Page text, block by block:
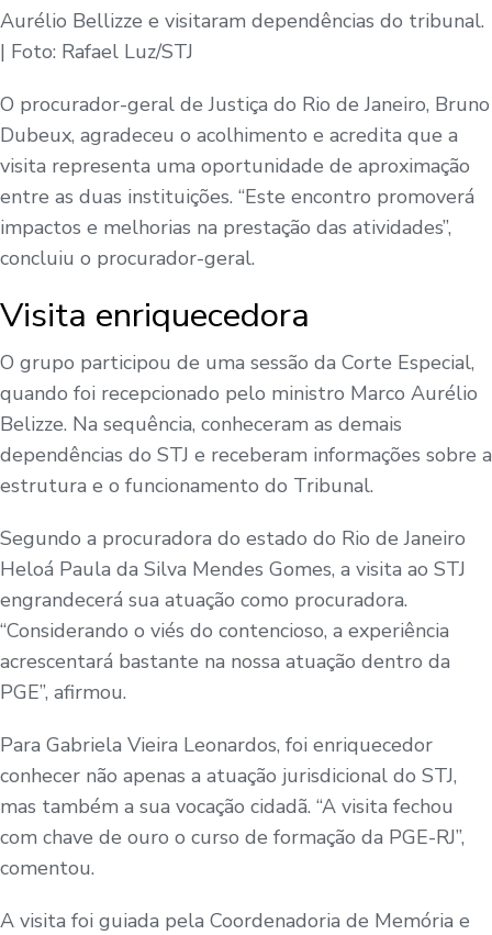
Aurélio Bellizze e visitaram dependências do tribunal.​
| Foto: Rafael Luz/STJ
O procurador-geral de Justiça do Rio de Janeiro, Bruno
Dubeux, agradeceu o acolhimento e acredita que a
visita representa uma oportunidade de aproximação
entre as duas instituições. “Este encontro promoverá
impactos e melhorias na prestação das atividades”,
concluiu o procurador-geral.
Visita enriquecedora
O grupo participou de uma sessão da Corte Especial,
quando foi recepcionado pelo ministro Marco Aurélio
Belizze. Na sequência, conheceram as demais
dependências do STJ e receberam informações sobre a
estrutura e o funcionamento do Tribunal.
Segundo a procuradora do estado do Rio de Janeiro
Heloá Paula da Silva Mendes Gomes, a visita ao STJ
engrandecerá sua atuação como procuradora.
“Considerando o viés do contencioso, a experiência
acrescentará bastante na nossa atuação dentro da
PGE”, afirmou.
Para Gabriela Vieira Leonardos, foi enriquecedor
conhecer não apenas a atuação jurisdicional do STJ,
mas também a sua vocação cidadã. “A visita fechou
com chave de ouro o curso de formação da PGE-RJ”,
comentou.
A visita foi guiada pela Coordenadoria de Memória e